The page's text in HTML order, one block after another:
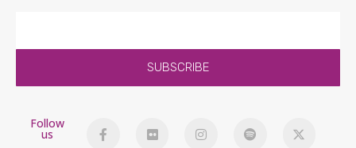
SUBSCRIBE
Follow
us